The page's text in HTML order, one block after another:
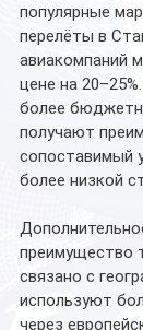
популярные
перелёты в
авиакомпаний
цене на
более
получают
сопоставимый
более низкой
преимущество
связано с
используют
через